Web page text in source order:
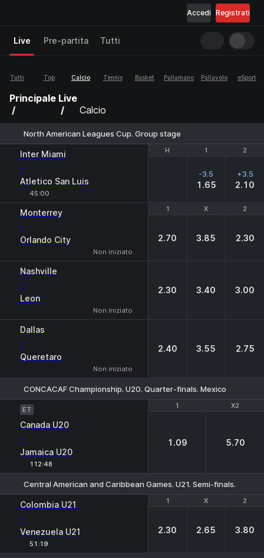
Registrati
Accedi
Live Pre-partita Tutti
Tutti Top Calcio Tennis Basket Pallamano Pallavolo eSport
Principale Live
Calcio
North American Leagues Cup. Group stage
H 1 2
Inter Miami
-
Atletico San Luis
45:00
H 1 2
-3.5
1.65
+3.5
2.10
1 X 2
Monterrey
-
Orlando City
Non iniziato
1 X 2
2.70 3.85 2.30
Nashville
-
Leon
Non iniziato
2.30 3.40 3.00
Dallas
-
Queretaro
Non iniziato
2.40 3.55 2.75
CONCACAF Championship. U20. Quarter-finals. Mexico
1 X2
ET
Canada U20
-
Jamaica U20
112:48
1 X2
1.09 5.70
Central American and Caribbean Games. U21. Semi-finals.
1 X 2
Colombia U21
-
Venezuela U21
51:19
1 X 2
2.30 2.65 3.80